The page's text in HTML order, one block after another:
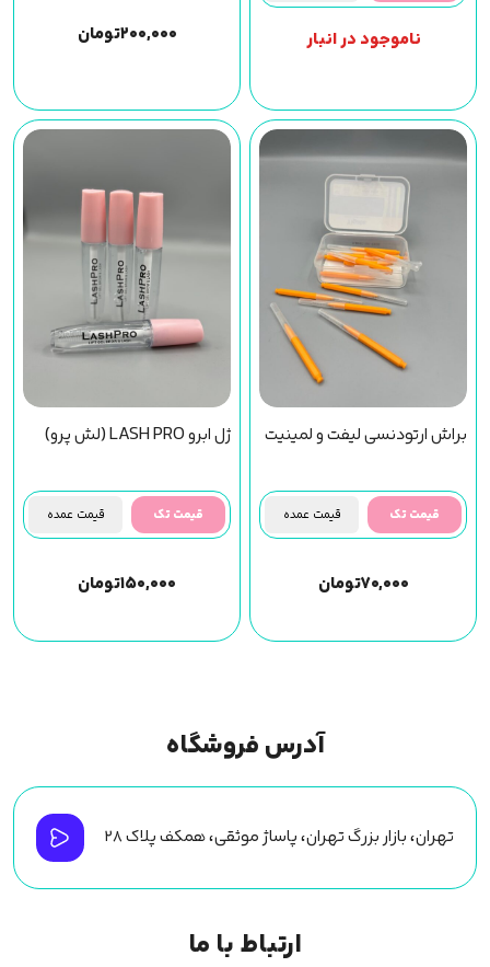
ناموجود در انبار ۲۰۰,۰۰۰تومان
براش ارتودنسی لیفت و لمینیت
قیمت تک قیمت عمده
۷۰,۰۰۰تومان
ژل ابرو LASH PRO (لش پرو)
قیمت تک قیمت عمده
۱۵۰,۰۰۰تومان
آدرس فروشگاه
تهران، بازار بزرگ تهران، پاساژ موثقی، همکف پلاک ۲۸
ارتباط با ما